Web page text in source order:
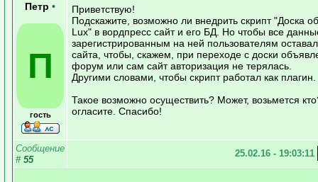
Петр •
П
гость
Приветствую!
Подскажите, возможно ли внедрить скрипт "Доска
Lux" в вордпресс сайт и его БД. Но чтобы все
зарегистрированным на ней пользователям
сайта, чтобы, скажем, при переходе с доски
форум или сам сайт авторизация не терялась.
Другими словами, чтобы скрипт работал как плагин.
Такое возможно осуществить? Может, возьмется
огласите. Спасибо!
Сообщение
# 55
25.02.16 - 19:03:11